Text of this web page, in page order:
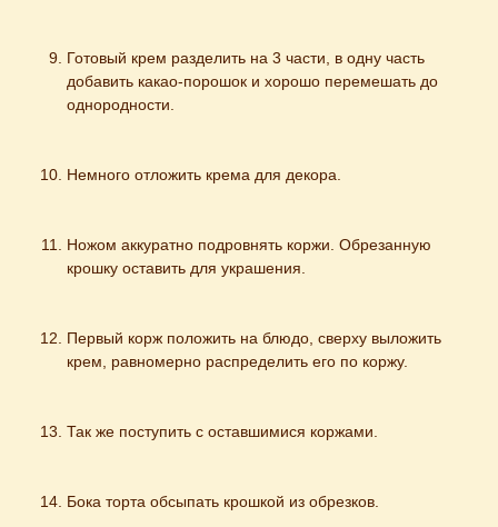
Готовый крем разделить на 3 части, в одну часть
добавить какао-порошок и хорошо перемешать до
однородности.
Немного отложить крема для декора.
Ножом аккуратно подровнять коржи. Обрезанную
крошку оставить для украшения.
Первый корж положить на блюдо, сверху выложить
крем, равномерно распределить его по коржу.
Так же поступить с оставшимися коржами.
Бока торта обсыпать крошкой из обрезков.